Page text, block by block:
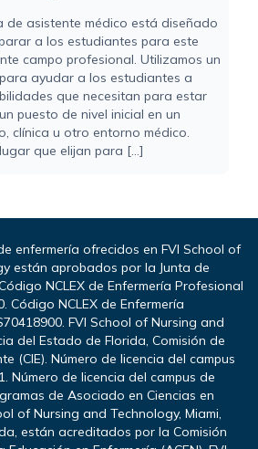
de asistente médico está diseñado
a los estudiantes para este
campo profesional. Utilizamos un
ayudar a los estudiantes a
que necesitan para estar
puesto de nivel inicial en un
clínica u otro entorno médico.
que elijan para [...]
enfermería ofrecidos en FVI School of
están aprobados por la Junta de
NCLEX de Enfermería Profesional
Código NCLEX de Enfermería
FVI School of Nursing and
del Estado de Florida, Comisión de
(CIE). Número de licencia del campus
Número de licencia del campus de
de Asociado en Ciencias en
of Nursing and Technology, Miami,
están acreditados por la Comisión